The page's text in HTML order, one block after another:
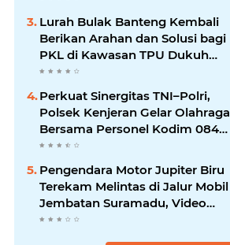
Lurah Bulak Banteng Kembali
Berikan Arahan dan Solusi bagi
PKL di Kawasan TPU Dukuh
Bulak Banteng Surabaya
Perkuat Sinergitas TNI–Polri,
Polsek Kenjeran Gelar Olahraga
Bersama Personel Kodim 084
Kenjeran
Pengendara Motor Jupiter Biru
Terekam Melintas di Jalur Mobil
Jembatan Suramadu, Video
Viral